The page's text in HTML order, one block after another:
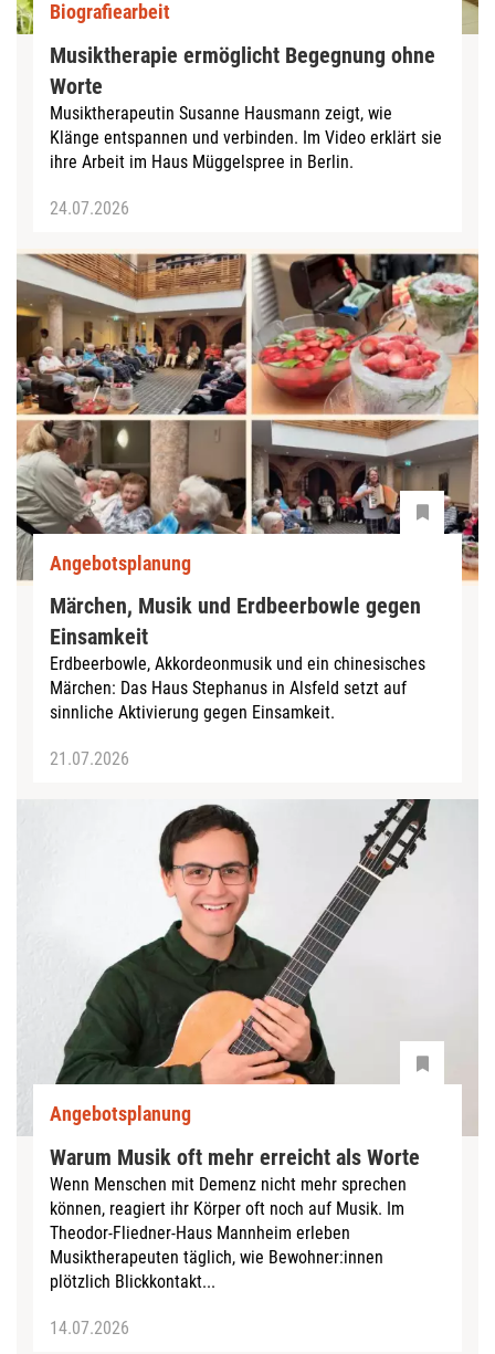
Biografiearbeit
Musiktherapie ermöglicht Begegnung ohne
Worte
Musiktherapeutin Susanne Hausmann zeigt, wie
Klänge entspannen und verbinden. Im Video erklärt sie
ihre Arbeit im Haus Müggelspree in Berlin.
24.07.2026
Angebotsplanung
Märchen, Musik und Erdbeerbowle gegen
Einsamkeit
Erdbeerbowle, Akkordeonmusik und ein chinesisches
Märchen: Das Haus Stephanus in Alsfeld setzt auf
sinnliche Aktivierung gegen Einsamkeit.
21.07.2026
Angebotsplanung
Warum Musik oft mehr erreicht als Worte
Wenn Menschen mit Demenz nicht mehr sprechen
können, reagiert ihr Körper oft noch auf Musik. Im
Theodor-Fliedner-Haus Mannheim erleben
Musiktherapeuten täglich, wie Bewohner:innen
plötzlich Blickkontakt...
14.07.2026